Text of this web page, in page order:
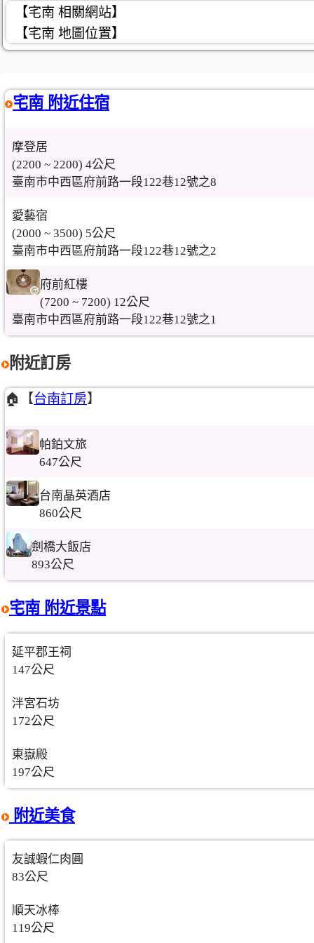
【宅南 相關網站】
【宅南 地圖位置】
宅南 附近住宿
摩登居
(2200 ~ 2200) 4公尺
臺南市中西區府前路一段122巷12號之8
愛藝宿
(2000 ~ 3500) 5公尺
臺南市中西區府前路一段122巷12號之2
府前紅樓
(7200 ~ 7200) 12公尺
臺南市中西區府前路一段122巷12號之1
附近訂房
🏠【台南訂房】
帕鉑文旅
647公尺
台南晶英酒店
860公尺
劍橋大飯店
893公尺
宅南 附近景點
延平郡王祠
147公尺
泮宮石坊
172公尺
東嶽殿
197公尺
附近美食
友誠蝦仁肉圓
83公尺
順天冰棒
119公尺